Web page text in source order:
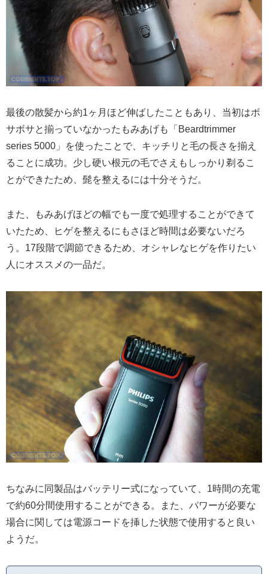
最後の散髪から約1ヶ月ほど伸ばしたこともあり、当初はボ
サボサと揃っていなかったもみあげも「Beardtrimmer
series 5000」を使ったことで、キッチリと毛の長さを揃え
ることに成功。少し硬い根元の毛でさえもしっかり剃るこ
とができたため、髭を整えるには十分そうだ。
また、もみあげほどの幅でも一度で処理することができて
いたため、ヒゲを整えるにもさほど時間は必要ないだろ
う。17段階で調節できるため、オシャレなヒゲを作りたい
人にオススメの一品だ。
ちなみに同製品はバッテリー式になっていて、1時間の充電
で約60分間使用することができる。また、パワーが必要な
場合に関しては電源コードを挿した状態で使用すると良い
ようだ。